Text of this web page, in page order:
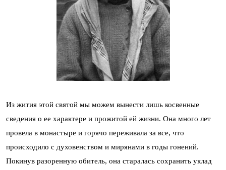
Из жития этой святой мы можем вынести лишь косвенные
сведения о ее характере и прожитой ей жизни. Она много лет
провела в монастыре и горячо переживала за все, что
происходило с духовенством и мирянами в годы гонений.
Покинув разоренную обитель, она старалась сохранить уклад